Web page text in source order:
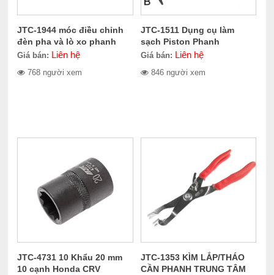
JTC-1944 móc điều chỉnh
đèn pha và lò xo phanh
Giá bán: Liên hệ
768 người xem
JTC-1511 Dụng cụ làm
sạch Piston Phanh
Giá bán: Liên hệ
846 người xem
JTC-4731 10 Khẩu 20 mm
10 cạnh Honda CRV
JTC-1353 KÌM LẮP/THÁO
CẦN PHANH TRUNG TÂM